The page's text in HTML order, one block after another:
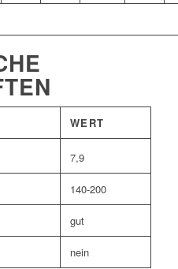
WERT
7,9
140-200
gut
nein